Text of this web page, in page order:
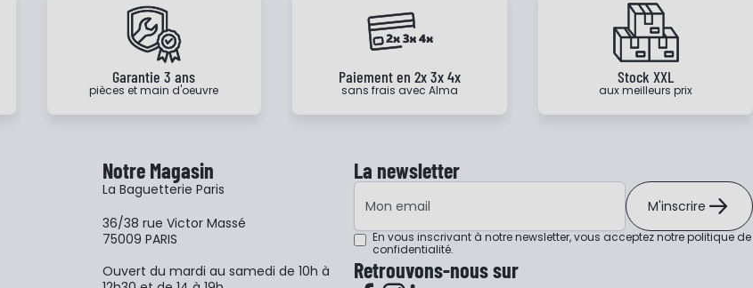
Garantie 3 ans
pièces et main d'oeuvre
Paiement en 2x 3x 4x
sans frais avec Alma
Stock XXL
aux meilleurs prix
Notre Magasin
La Baguetterie Paris
36/38 rue Victor Massé
75009 PARIS
Ouvert du mardi au samedi de 10h à
La newsletter
Adresse e-mail
M'inscrire
En vous inscrivant à notre newsletter, vous acceptez notrepolitique de
confidentialité.
Retrouvons-nous sur